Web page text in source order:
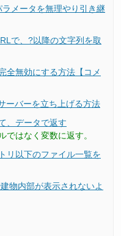
メータを無理やり引き継
で、?以降の文字列を取
全無効にする方法【コメ
ーバーを立ち上げる方法
、データで返す
ではなく変数に返す。
リ以下のファイル一覧を
物内部が表示されないよ